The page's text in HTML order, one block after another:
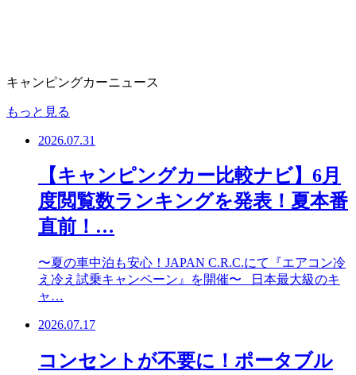
キャンピングカーニュース
もっと見る
2026.07.31
【キャンピングカー比較ナビ】6月
度閲覧数ランキングを発表！夏本番
直前！…
〜夏の車中泊も安心！JAPAN C.R.C.にて『エアコン冷
え冷え試乗キャンペーン』を開催〜 日本最大級のキ
ャ…
2026.07.17
コンセントが不要に！ポータブル